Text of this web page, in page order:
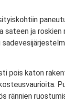
sateen ja
pois katon
rännien